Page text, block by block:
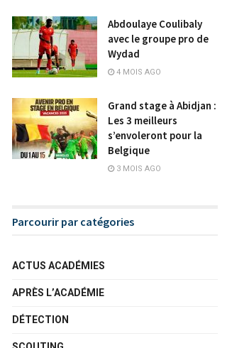
Abdoulaye Coulibaly
avec le groupe pro de
Wydad
4 MOIS AGO
Grand stage à Abidjan :
Les 3 meilleurs
s’envoleront pour la
Belgique
3 MOIS AGO
Parcourir par catégories
ACTUS ACADÉMIES
APRÈS L’ACADÉMIE
DÉTECTION